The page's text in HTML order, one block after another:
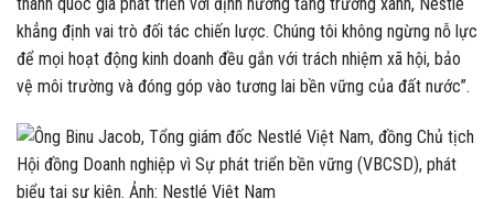
khẳng định vai trò đối tác chiến lược. Chúng tôi không ngừng nỗ lực
để mọi hoạt động kinh doanh đều gắn với trách nhiệm xã hội, bảo
vệ môi trường và đóng góp vào tương lai bền vững của đất nước”.